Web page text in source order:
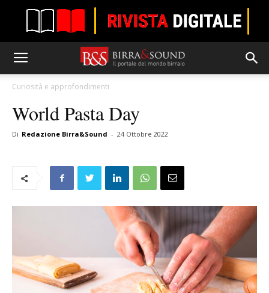
Curiosità e approfondimenti
World Pasta Day
Di Redazione Birra&Sound - 24 Ottobre 2022